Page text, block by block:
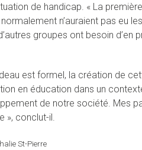
de handicap. « La
n’auraient pas eu
groupes ont besoin d’en
est formel, la création de
en éducation dans un
de notre société. Mes
», conclut-il.
St-Pierre